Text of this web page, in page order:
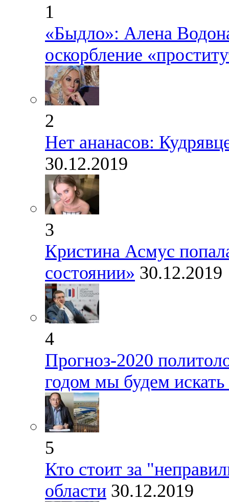
1
«Быдло»: Алена
оскорбление
2
Нет ананасов:
30.12.2019
3
Кристина Асмус
состоянии» 30.12.2019
4
Прогноз-2020
годом мы будем
5
Кто стоит за
области 30.12.2019